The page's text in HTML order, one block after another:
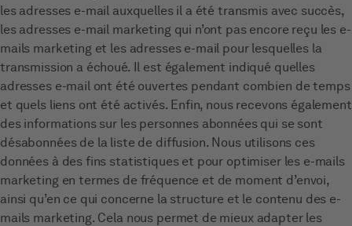
les adresses e-mail auxquelles il a été transmis avec succès,
les adresses e-mail marketing qui n’ont pas encore reçu les e-
mails marketing et les adresses e-mail pour lesquelles la
transmission a échoué. Il est également indiqué quelles
adresses e-mail ont été ouvertes pendant combien de temps
et quels liens ont été activés. Enfin, nous recevons également
des informations sur les personnes abonnées qui se sont
désabonnées de la liste de diffusion. Nous utilisons ces
données à des fins statistiques et pour optimiser les e-mails
marketing en termes de fréquence et de moment d’envoi,
ainsi qu’en ce qui concerne la structure et le contenu des e-
mails marketing. Cela nous permet de mieux adapter les